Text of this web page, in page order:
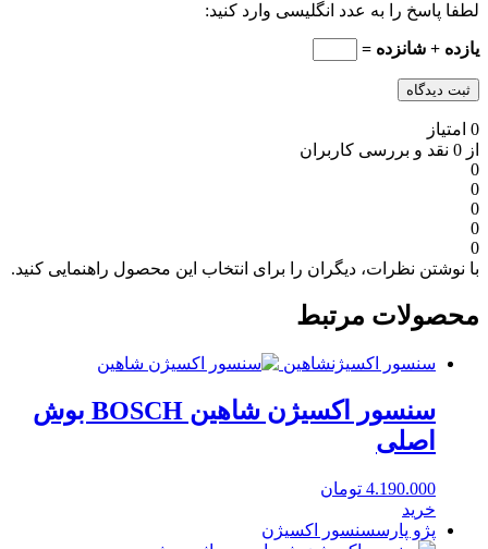
لطفا پاسخ را به عدد انگلیسی وارد کنید:
یازده + شانزده =
0 امتیاز
از 0 نقد و بررسی کاربران
0
0
0
0
0
با نوشتن نظرات، دیگران را برای انتخاب این محصول راهنمایی کنید.
محصولات مرتبط
سنسور اکسیژنشاهین
سنسور اکسیژن شاهین BOSCH بوش
اصلی
4.190.000 تومان
خرید
پژو پارسسنسور اکسیژن